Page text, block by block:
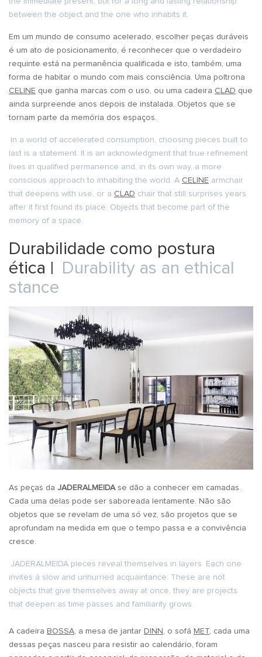
between the object and the one who inhabits it.
Em um mundo de consumo acelerado, escolher peças duráveis
é um ato de posicionamento, é reconhecer que o verdadeiro
requinte está na permanência qualificada e isto, também, uma
forma de habitar o mundo com mais consciência. Uma poltrona
CELINE que ganha marcas com o uso, ou uma cadeira CLAD que
ainda surpreende anos depois de instalada. Objetos que se
tornam parte da memória dos espaços.
In a world of accelerated consumption, choosing pieces built to
last is a statement. It is an acknowledgment that true refinement
lives in qualified permanence and, in its own way, a more
conscious approach to inhabiting the world. A CELINE armchair
that deepens with use, or a CLAD chair that still surprises years
after it first found its place. Objects that become part of the
memory of a space.
Durabilidade como postura
ética |
Durability as an ethical
stance
As peças da JADERALMEIDAse dão a conhecer em camadas.
Cada uma delas pode ser saboreada lentamente. Não são
objetos que se revelam de uma só vez, são projetos que se
aprofundam na medida em que o tempo passa e a convivência
cresce.
JADERALMEIDA pieces reveal themselves in layers. Each one
invites a slow and unhurried acquaintance. These are not
objects that give themselves away at once, they are projects
that deepen as time passes and familiarity grows.
A cadeira BOSSA , a mesa de jantar DINN , o sofá MET , cada uma
dessas peças nasceu para resistir ao calendário, foram